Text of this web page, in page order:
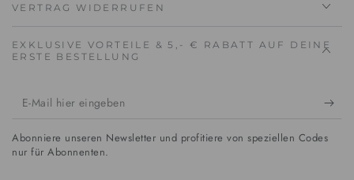
VERTRAG WIDERRUFEN
EXKLUSIVE VORTEILE & 5,- € RABATT AUF DEINE
ERSTE BESTELLUNG
E-
hier
Abonniere unseren Newsletter und profitiere von speziellen Codes
nur für Abonnenten.